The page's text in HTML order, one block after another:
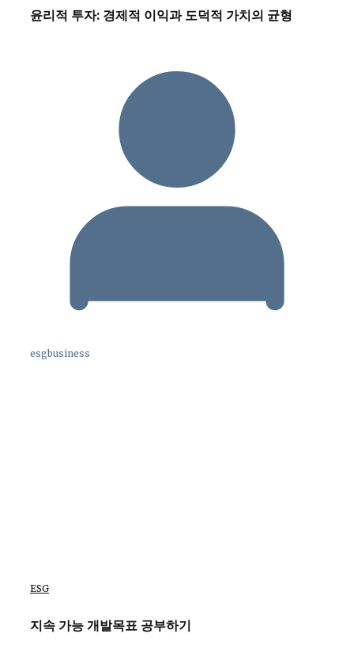
윤리적 투자: 경제적 이익과 도덕적 가치의 균형
esgbusiness
ESG
지속 가능 개발목표 공부하기